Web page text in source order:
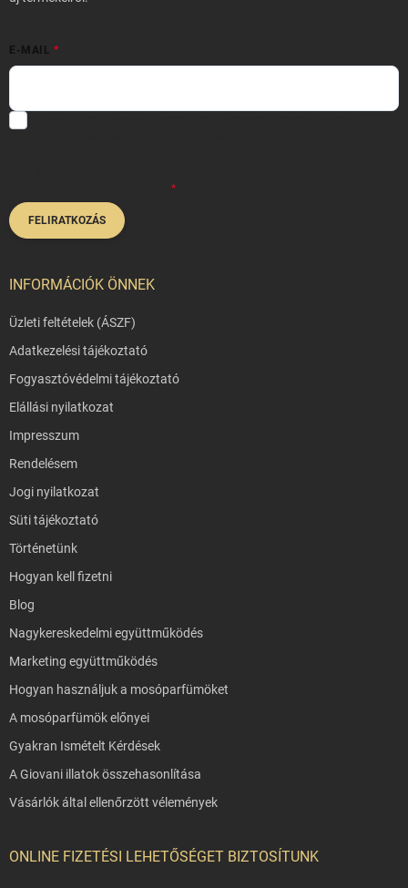
E-MAIL
FELIRATKOZÁS
INFORMÁCIÓK ÖNNEK
Üzleti feltételek (ÁSZF)
Adatkezelési tájékoztató
Fogyasztóvédelmi tájékoztató
Elállási nyilatkozat
Impresszum
Rendelésem
Jogi nyilatkozat
Süti tájékoztató
Történetünk
Hogyan kell fizetni
Blog
Nagykereskedelmi együttműködés
Marketing együttműködés
Hogyan használjuk a mosóparfümöket
A mosóparfümök előnyei
Gyakran Ismételt Kérdések
A Giovani illatok összehasonlítása
Vásárlók által ellenőrzött vélemények
ONLINE FIZETÉSI LEHETŐSÉGET BIZTOSÍTUNK